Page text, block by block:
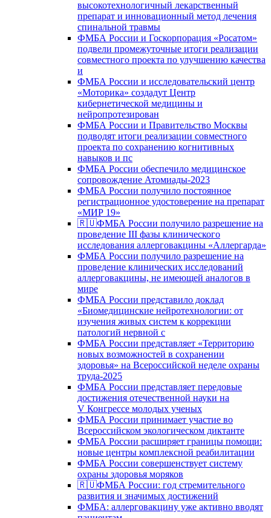
высокотехнологичный лекарственный
препарат и инновационный метод лечения
спинальной травмы
ФМБА России и Госкорпорация «Росатом»
подвели промежуточные итоги реализации
совместного проекта по улучшению качества
и
ФМБА России и исследовательский центр
«Моторика» создадут Центр
кибернетической медицины и
нейропротезирован
ФМБА России и Правительство Москвы
подводят итоги реализации совместного
проекта по сохранению когнитивных
навыков и пс
ФМБА России обеспечило медицинское
сопровождение Атомиады-2023
ФМБА России получило постоянное
регистрационное удостоверение на препарат
«МИР 19»
🇷🇺ФМБА России получило разрешение на
проведение III фазы клинического
исследования аллерговакцины «Аллергарда»
ФМБА России получило разрешение на
проведение клинических исследований
аллерговакцины, не имеющей аналогов в
мире
ФМБА России представило доклад
«Биомедицинские нейротехнологии: от
изучения живых систем к коррекции
патологий нервной с
ФМБА России представляет «Территорию
новых возможностей в сохранении
здоровья» на Всероссийской неделе охраны
труда-2025
ФМБА России представляет передовые
достижения отечественной науки на
V Конгрессе молодых ученых
ФМБА России принимает участие во
Всероссийском экологическом диктанте
ФМБА России расширяет границы помощи:
новые центры комплексной реабилитации
ФМБА России совершенствует систему
охраны здоровья моряков
🇷🇺ФМБА России: год стремительного
развития и значимых достижений
ФМБА: аллерговакцину уже активно вводят